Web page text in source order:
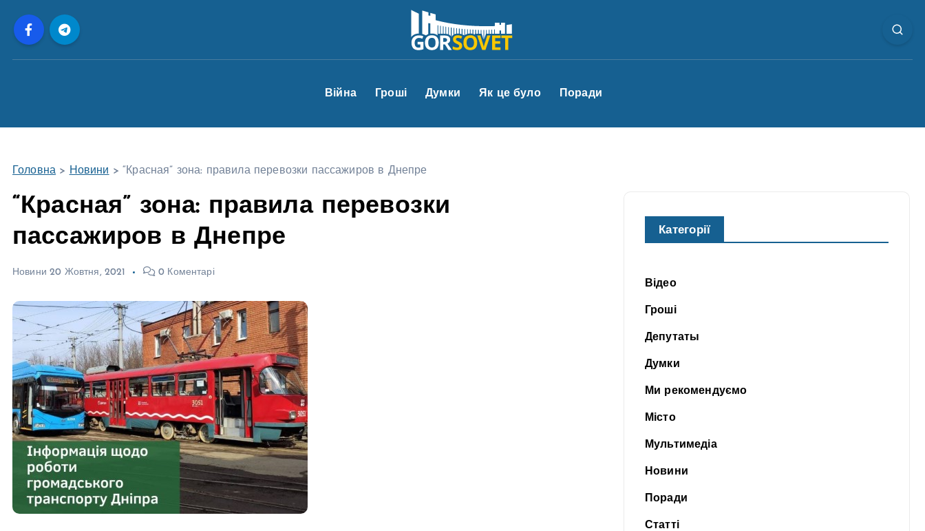
Війна Гроші Думки Як це було Поради
Головна > Новини >“Красная” зона: правила перевозки пассажиров в Днепре
“Красная” зона: правила перевозки
пассажиров в Днепре
Новини 20 Жовтня, 2021 0 Коментарі
Категорії
Відео
Гроші
Депутаты
Думки
Ми рекомендуємо
Місто
Мультимедіа
Новини
Поради
Статті